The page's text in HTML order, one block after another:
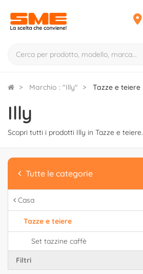
Marchio : "Illy" Tazze e teiere
Illy
Scopri tutti i prodotti Illy in Tazze e teiere.
Tutte le categorie
Casa
Tazze e teiere
Set tazzine caffè
Filtri